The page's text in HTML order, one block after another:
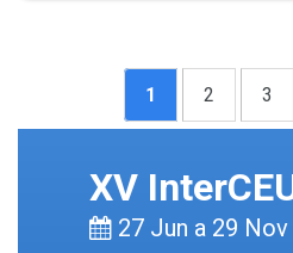
1 2 3
XV
27 Jun a 29